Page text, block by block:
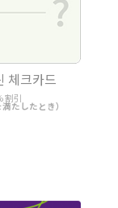
체크카드
割引
たしたとき）